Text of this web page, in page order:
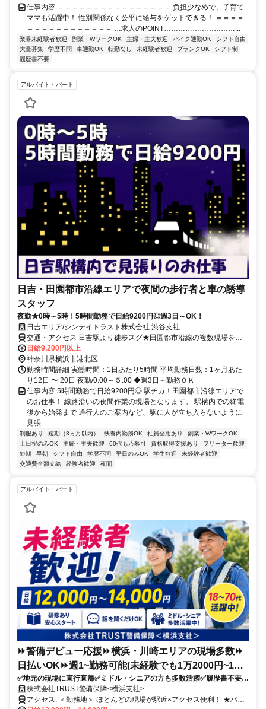
仕事内容 ＝＝＝＝＝＝＝＝＝＝＝＝＝＝＝＝ 負担少なめで、子育て
ママも活躍中！ 性別関係なく公平に給与をゲットできる！ ＝＝＝＝
＝＝＝＝＝＝＝＝＝＝＝＝ …求人のPOINT…………………………...
業界未経験者歓迎 副業・WワークOK 主婦・主夫歓迎 バイク通勤OK
シフト自由
大量募集
学歴不問 車通勤OK 転勤なし 未経験者歓迎 ブランクOK
シフト制
履歴書不要
アルバイト・パート
日吉・田園都市沿線エリアで夜間の歩行者と車の誘導
スタッフ
夜勤★0時～5時！5時間勤務で日給9200円◎週3日～OK！
日吉エリア/シンテイトラスト株式会社 渋谷支社
交通・アクセス 日吉駅より徒歩スグ★田園都市沿線の複数現場をお
任せします
日給9,200円以上
神奈川県横浜市港北区
勤務時間詳細 実働時間：1日あたり5時間 平均勤務日数：1ヶ月あた
り12日 〜 20日 夜勤/0:00～５:00 ◆週3日～勤務ＯＫ
仕事内容 5時間勤務で日給9200円◎ 駅チカ！田園都市沿線エリアで
のお仕事！ 線路沿いの夜間作業の現場となります。 駅構内での終電
後から始発まで 通行人のご案内など、駅に人が立ち入らないように
見張...
制服あり 短期（3ヵ月以内） 扶養内勤務OK 社員登用あり
副業・WワークOK
土日祝のみOK
主婦・主夫歓迎 60代も応募可 資格取得支援あり
フリーター歓迎
短期
早朝 シフト自由 学歴不問 平日のみOK 学生歓迎
未経験者歓迎
交通費全額支給
経験者歓迎 夜間
アルバイト・パート
⏩警備デビュー応援⏩横浜・川崎エリアの現場多数⏩
日払いOK⏩週1~勤務可能(未経験でも1万2000円~1万
4000円)
✅地元の現場に直行直帰✅ミドル・シニアの方も多数活躍✅履歴書不要➡
最速当日面接OK！✅話を聞くだけでもOK！まずはお気軽にご応募くだ
さい！
株式会社TRUST警備保障<横浜支社>
アクセス: ＜勤務地＞ ほとんどの現場が駅近×アクセス便利！ ★バイ